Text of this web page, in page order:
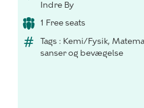
Indre By
1 Free seats
Tags : Kemi/Fysik,
sanser og bevægelse